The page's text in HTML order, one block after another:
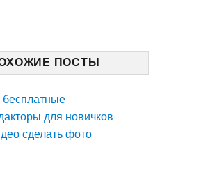
ПОСТЫ
для новичков
сделать фото